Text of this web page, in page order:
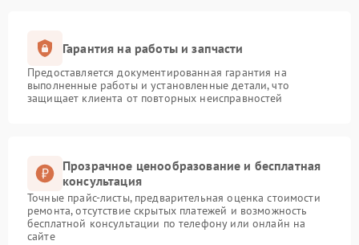
Гарантия на работы и запчасти
Предоставляется документированная гарантия на
выполненные работы и установленные детали, что
защищает клиента от повторных неисправностей
Прозрачное ценообразование и бесплатная
консультация
Точные прайс-листы, предварительная оценка стоимости
ремонта, отсутствие скрытых платежей и возможность
бесплатной консультации по телефону или онлайн на
сайте